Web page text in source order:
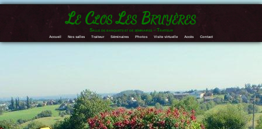
Le Clos Les Bruyères
Salle de banquets et de séminaires – Traiteur
Accueil Nos salles Traiteur Séminaires Photos Visite virtuelle Accès Contact